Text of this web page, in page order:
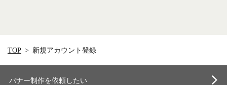
TOP 新規アカウント登録
バナー制作を依頼したい